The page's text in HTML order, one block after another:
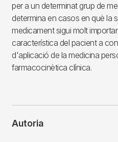
per a un determinat grup de
determina en casos en què la
medicament sigui molt
característica del pacient a
d'aplicació de la medicina
farmacocinètica clínica.
Autoria